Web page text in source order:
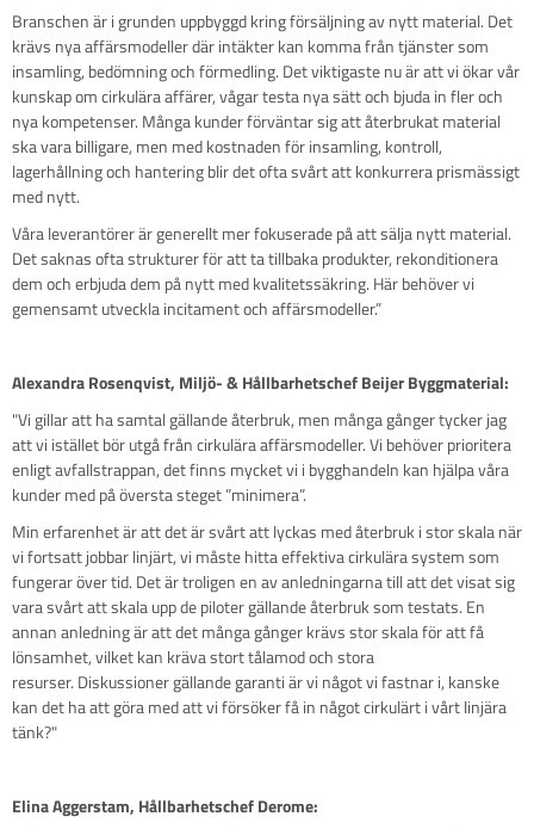
Branschen är i grunden uppbyggd kring försäljning av nytt material. Det
krävs nya affärsmodeller där intäkter kan komma från tjänster som
insamling, bedömning och förmedling. Det viktigaste nu är att vi ökar vår
kunskap om cirkulära affärer, vågar testa nya sätt och bjuda in fler och
nya kompetenser. Många kunder förväntar sig att återbrukat material
ska vara billigare, men med kostnaden för insamling, kontroll,
lagerhållning och hantering blir det ofta svårt att konkurrera prismässigt
med nytt.
Våra leverantörer är generellt mer fokuserade på att sälja nytt material.
Det saknas ofta strukturer för att ta tillbaka produkter, rekonditionera
dem och erbjuda dem på nytt med kvalitetssäkring. Här behöver vi
gemensamt utveckla incitament och affärsmodeller.”
Alexandra Rosenqvist, Miljö- & Hållbarhetschef Beijer Byggmaterial:
"Vi gillar att ha samtal gällande återbruk, men många gånger tycker jag
att vi istället bör utgå från cirkulära affärsmodeller. Vi behöver prioritera
enligt avfallstrappan, det finns mycket vi i bygghandeln kan hjälpa våra
kunder med på översta steget ”minimera”.
Min erfarenhet är att det är svårt att lyckas med återbruk i stor skala när
vi fortsatt jobbar linjärt, vi måste hitta effektiva cirkulära system som
fungerar över tid. Det är troligen en av anledningarna till att det visat sig
vara svårt att skala upp de piloter gällande återbruk som testats. En
annan anledning är att det många gånger krävs stor skala för att få
lönsamhet, vilket kan kräva stort tålamod och stora
resurser. Diskussioner gällande garanti är vi något vi fastnar i, kanske
kan det ha att göra med att vi försöker få in något cirkulärt i vårt linjära
tänk?"
Elina Aggerstam, Hållbarhetschef Derome: